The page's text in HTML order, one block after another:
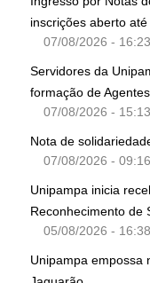
inscrições aberto
07/08/2026 - 16:23
Servidores da
formação de
07/08/2026 - 15:13
Nota de
07/08/2026 - 09:16
Unipampa inicia
Reconhecimento de
05/08/2026 - 16:38
Unipampa empossa